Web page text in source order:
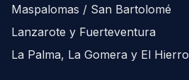
Maspalomas / San Bartolomé
Lanzarote y Fuerteventura
La Palma, La Gomera y El Hierro